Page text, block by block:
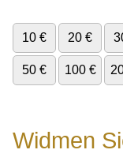
10 € 20 €
50 € 100 €
Widmen